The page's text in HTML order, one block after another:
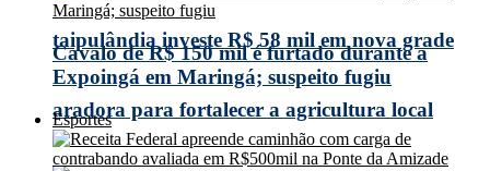
taipulândia investe R$ 58 mil em nova grade
aradora para fortalecer a agricultura local
Cavalo de R$ 150 mil é furtado durante a
Expoingá em Maringá; suspeito fugiu
Esportes